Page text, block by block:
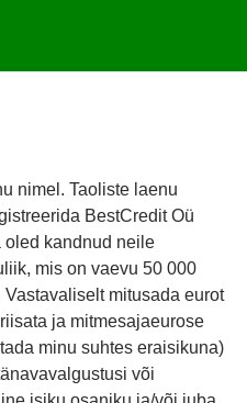
nimel. Taoliste laenu
BestCredit Oü
oled kandnud neile
mis on vaevu 50 000
mitusada eurot
ja mitmesajaeurose
minu suhtes eraisikuna)
või